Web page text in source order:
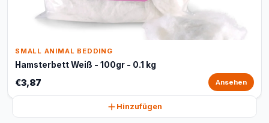
SMALL ANIMAL BEDDING
Hamsterbett Weiß - 100gr - 0.1 kg
€3,87 Ansehen
Hinzufügen